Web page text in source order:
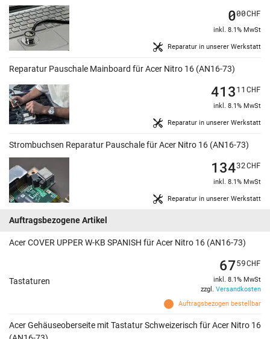
Reparatur in unserer Werkstatt
000CHF
inkl. 8.1% MwSt
Reparatur Pauschale Mainboard für Acer Nitro 16 (AN16-73)
Reparatur in unserer Werkstatt
41311 CHF
inkl. 8.1% MwSt
Strombuchsen Reparatur Pauschale für Acer Nitro 16 (AN16-73)
Reparatur in unserer Werkstatt
13432CHF
inkl. 8.1% MwSt
Auftragsbezogene Artikel
Acer COVER UPPER W-KB SPANISH für Acer Nitro 16 (AN16-73)
Tastaturen
Auftragsbezogen bestellbar
6759CHF
inkl. 8.1% MwSt
zzgl. Versandkosten
Acer Gehäuseoberseite mit Tastatur Schweizerisch für Acer Nitro 16